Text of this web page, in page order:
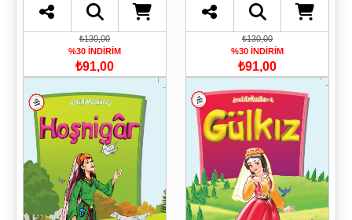
₺130,00
%30 İNDİRİM
₺91,00
₺130,00
%30 İNDİRİM
₺91,00